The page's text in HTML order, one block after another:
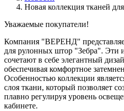
Новая коллекция тканей
Уважаемые покупатели!
Компания "ВЕРЕНД"
для рулонных штор "Зебра". Эти
сочетают в себе элегантный
обеспечивая комфортное
Особенностью коллекции
слоя ткани, который позволяет
плавно регулируя уровень
кабинете.